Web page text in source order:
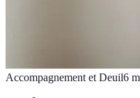
Accompagnement et Deuil6